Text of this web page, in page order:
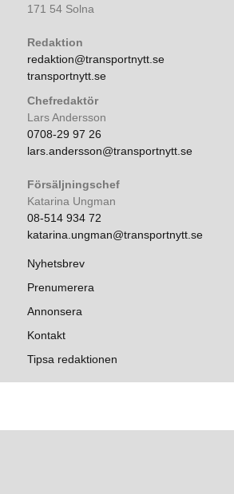
171 54 Solna
Redaktion
redaktion@transportnytt.se
transportnytt.se
Chefredaktör
Lars Andersson
0708-29 97 26
lars.andersson@transportnytt.se
Försäljningschef
Katarina Ungman
08-514 934 72
katarina.ungman@transportnytt.se
Nyhetsbrev
Prenumerera
Annonsera
Kontakt
Tipsa redaktionen